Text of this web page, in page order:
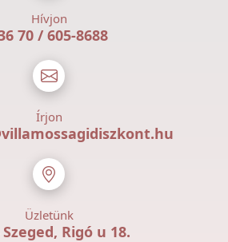
Hívjon
70 / 605-8688
Írjon
Üzletünk
Szeged, Rigó u 18.